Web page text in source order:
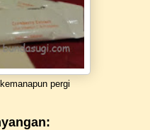
pergi